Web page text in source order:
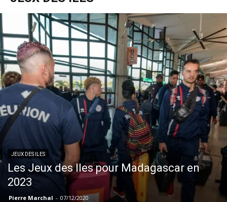
JEUX DES ILES
Les Jeux des Iles pour Madagascar en
2023
Pierre Marchal - 07/12/2020